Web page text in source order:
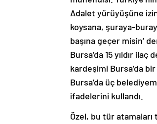
Adalet yürüyüşüne
koysana, şuraya-
başına geçer misin’
Bursa’da 15 yıldır
kardeşimi Bursa’da
Bursa’da üç
ifadelerini kullandı.
Özel, bu tür